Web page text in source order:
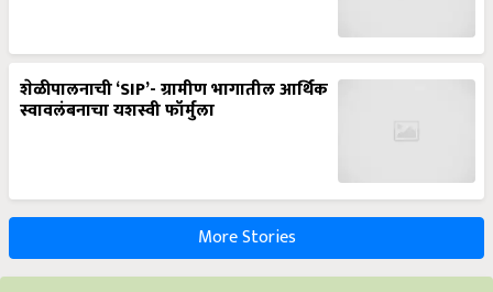
शेळीपालनाची ‘SIP’- ग्रामीण भागातील आर्थिक
स्वावलंबनाचा यशस्वी फॉर्मुला
More Stories